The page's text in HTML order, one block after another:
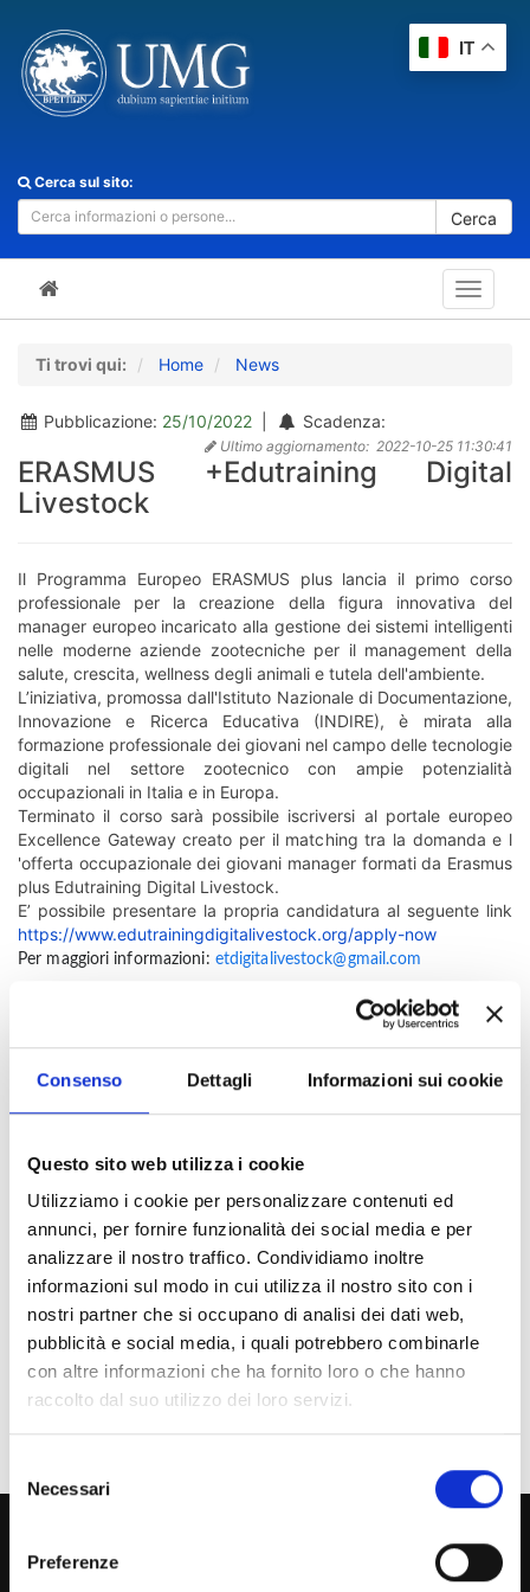
Consenso Dettagli Informazioni sui cookie
Questo sito web utilizza i cookie
Utilizziamo i cookie per personalizzare contenuti ed
annunci, per fornire funzionalità dei social media e per
analizzare il nostro traffico. Condividiamo inoltre
informazioni sul modo in cui utilizza il nostro sito con i
nostri partner che si occupano di analisi dei dati web,
pubblicità e social media, i quali potrebbero combinarle
con altre informazioni che ha fornito loro o che hanno
raccolto dal suo utilizzo dei loro servizi.
delNecessari
Preferenze
Cerca sul sito:
Cerca
Toggle
Ti trovi qui: Home News
Pubblicazione: 25/10/2022 Scadenza:
Ultimo aggiornamento: 2022-10-25 11:30:41
ERASMUS +Edutraining Digital
Livestock
Il Programma Europeo ERASMUS plus lancia il primo corso
professionale per la creazione della figura innovativa del
manager europeo incaricato alla gestione dei sistemi intelligenti
nelle moderne aziende zootecniche per il management della
salute, crescita, wellness degli animali e tutela dell'ambiente.
L’iniziativa, promossa dall'Istituto Nazionale di Documentazione,
Innovazione e Ricerca Educativa (INDIRE), è mirata alla
formazione professionale dei giovani nel campo delle tecnologie
digitali nel settore zootecnico con ampie potenzialità
occupazionali in Italia e in Europa.
Terminato il corso sarà possibile iscriversi al portale europeo
Excellence Gateway creato per il matching tra la domanda e l
'offerta occupazionale dei giovani manager formati da Erasmus
plus Edutraining Digital Livestock.
E’ possibile presentare la propria candidatura al seguente link
https://www.edutrainingdigitalivestock.org/apply-now
Per maggiori informazioni: etdigitalivestock@gmail.com
Futuro Studente
Studente Iscritto
Studente Internazionale
Laureato
Personale
Lun. - Ven. dalle 09:00 alle 18:00 e Sab. dalle 9:00 alle 13:00
IT